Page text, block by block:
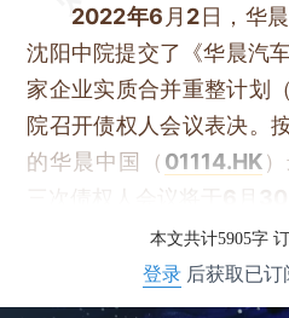
2022年6 月 2日，华
沈阳中院提交了《华晨汽
家企业实质合并重整计划
院召开债权人会议表决。
的华晨中国（ 01114.HK
三次债权人会议将于
本文共计5905字
登录 后获取已